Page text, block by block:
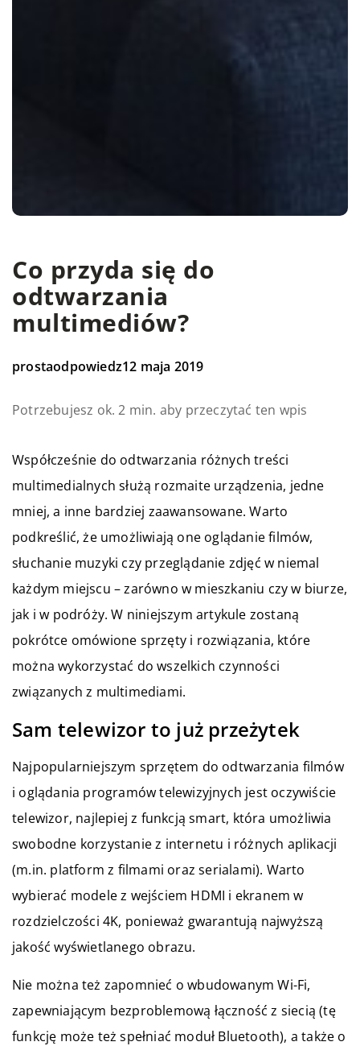
Co przyda się do
odtwarzania
multimediów?
prostaodpowiedz12 maja 2019
Potrzebujesz ok. 2 min. aby przeczytać ten wpis
Współcześnie do odtwarzania różnych treści
multimedialnych służą rozmaite urządzenia, jedne
mniej, a inne bardziej zaawansowane. Warto
podkreślić, że umożliwiają one oglądanie filmów,
słuchanie muzyki czy przeglądanie zdjęć w niemal
każdym miejscu – zarówno w mieszkaniu czy w biurze,
jak i w podróży. W niniejszym artykule zostaną
pokrótce omówione sprzęty i rozwiązania, które
można wykorzystać do wszelkich czynności
związanych z multimediami.
Sam telewizor to już przeżytek
Najpopularniejszym sprzętem do odtwarzania filmów
i oglądania programów telewizyjnych jest oczywiście
telewizor, najlepiej z funkcją smart, która umożliwia
swobodne korzystanie z internetu i różnych aplikacji
(m.in. platform z filmami oraz serialami). Warto
wybierać modele z wejściem HDMI i ekranem w
rozdzielczości 4K, ponieważ gwarantują najwyższą
jakość wyświetlanego obrazu.
Nie można też zapomnieć o wbudowanym Wi-Fi,
zapewniającym bezproblemową łączność z siecią (tę
funkcję może też spełniać moduł Bluetooth), a także o